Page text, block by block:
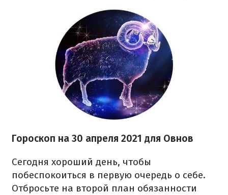
Гороскоп на 30 апреля 2021 для Овнов
Сегодня хороший день, чтобы
побеспокоиться в первую очередь о себе.
Отбросьте на второй план обязанности